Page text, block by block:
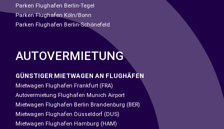
Parken Flughafen Berlin-Tegel
Parken Flughafen Köln/Bonn
Parken Flughafen Berlin-Schönefeld
AUTOVERMIETUNG
GÜNSTIGER MIETWAGEN AN FLUGHÄFEN
Mietwagen Flughafen Frankfurt (FRA)
Autovermietung Flughafen Munich Airport
Mietwagen Flughafen Berlin Brandenburg (BER)
Mietwagen Flughafen Düsseldorf (DUS)
Mietwagen Flughafen Hamburg (HAM)